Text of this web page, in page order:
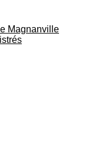
Magnanville